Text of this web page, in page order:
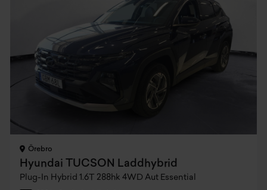
Örebro
Hyundai TUCSON Laddhybrid
Plug-In Hybrid 1.6T 288hk 4WD Aut Essential